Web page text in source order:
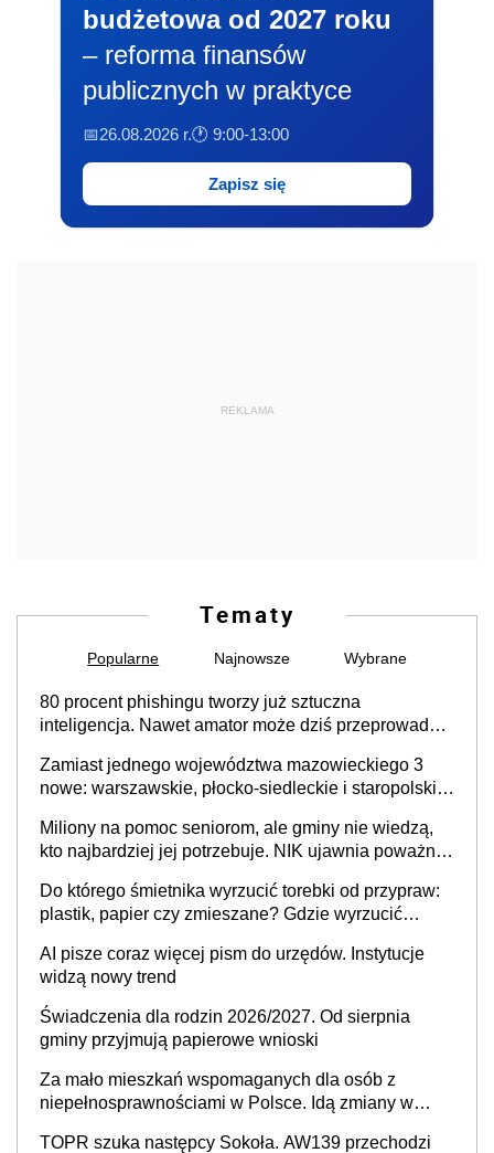
budżetowa od 2027 roku
– reforma finansów
publicznych w praktyce
📅26.08.2026 r.🕐 9:00-13:00
Zapisz się
REKLAMA
Tematy
Popularne Najnowsze Wybrane
80 procent phishingu tworzy już sztuczna
inteligencja. Nawet amator może dziś przeprowadzić
Zamiast jednego województwa mazowieckiego 3
nowe: warszawskie, płocko-siedleckie i staropolskie.
stołecznych
Miliony na pomoc seniorom, ale gminy nie wiedzą,
kto najbardziej jej potrzebuje. NIK ujawnia poważną
Do którego śmietnika wyrzucić torebki od przypraw:
plastik, papier czy zmieszane? Gdzie wyrzucić
AI pisze coraz więcej pism do urzędów. Instytucje
widzą nowy trend
Świadczenia dla rodzin 2026/2027. Od sierpnia
gminy przyjmują papierowe wnioski
Za mało mieszkań wspomaganych dla osób z
niepełnosprawnościami w Polsce. Idą zmiany w
TOPR szuka następcy Sokoła. AW139 przechodzi